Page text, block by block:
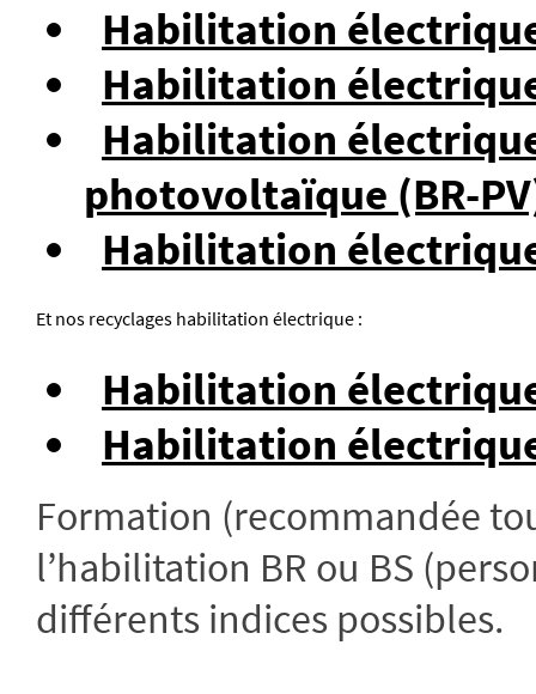
Habilitation électrique
Habilitation
Habilitation
photovoltaïque (BR-
Habilitation
Et nos recyclages habilitation électrique :
Habilitation
Habilitation
Formation (recommandée
l’habilitation BR ou BS
différents indices possibles.